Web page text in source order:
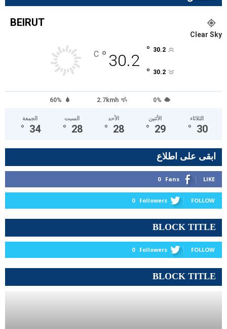
BEIRUT
Clear Sky
30.2
°
C 30.2
°
30.2
°
60% 2.7kmh 0%
الجمعة
34
°
السبت
28
°
الأحد
28
°
الأثنين
29
°
الثلاثاء
30
°
ابقى على اطلاع
0 Fans LIKE
0 Followers FOLLOW
BLOCK TITLE
0 Followers FOLLOW
BLOCK TITLE